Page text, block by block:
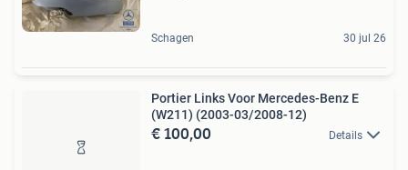
Schagen 30 jul 26
Portier Links Voor Mercedes-Benz E
(W211) (2003-03/2008-12)
€ 100,00 Details